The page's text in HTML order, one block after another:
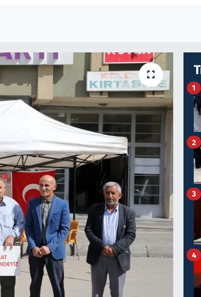
1
2
3
4